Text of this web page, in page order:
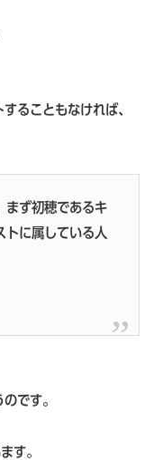
ることもなければ、
まず初穂であるキ
トに属している人
です。
す。